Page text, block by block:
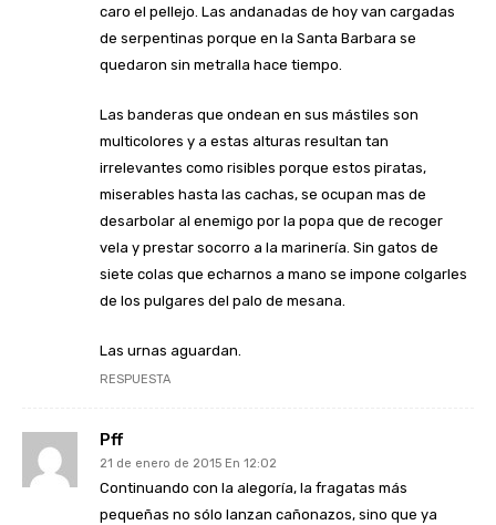
caro el pellejo. Las andanadas de hoy van cargadas
de serpentinas porque en la Santa Barbara se
quedaron sin metralla hace tiempo.
Las banderas que ondean en sus mástiles son
multicolores y a estas alturas resultan tan
irrelevantes como risibles porque estos piratas,
miserables hasta las cachas, se ocupan mas de
desarbolar al enemigo por la popa que de recoger
vela y prestar socorro a la marinería. Sin gatos de
siete colas que echarnos a mano se impone colgarles
de los pulgares del palo de mesana.
Las urnas aguardan.
RESPUESTA
Pff
21 de enero de 2015 En 12:02
Continuando con la alegoría, la fragatas más
pequeñas no sólo lanzan cañonazos, sino que ya